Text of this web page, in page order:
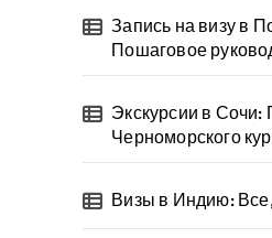
Запись на визу в
Пошаговое
Экскурсии в Сочи:
Черноморского
Визы в Индию: